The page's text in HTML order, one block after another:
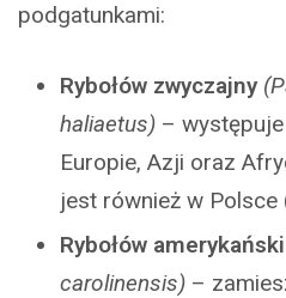
podgatunkami:
Rybołów zwyczajny
haliaetus) –
Europie, Azji oraz
jest również w
Rybołów amerykański
carolinensis) –